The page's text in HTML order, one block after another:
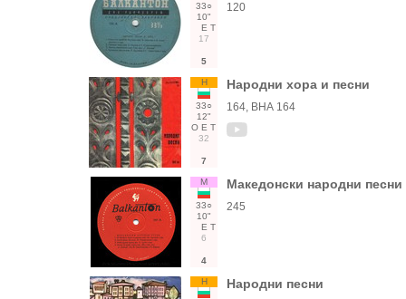
33○
10"
Е Т
17
5
120
Н
33○
12"
О Е Т
32
7
Народни хора и песни
164, ВНА 164
М
33○
10"
Е Т
6
4
Македонски народни песни
245
Н Народни песни